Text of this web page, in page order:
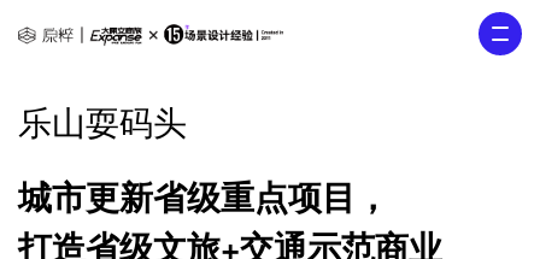
乐山耍码头
城市更新省级重点项目，
打造省级文旅+交通示范商业